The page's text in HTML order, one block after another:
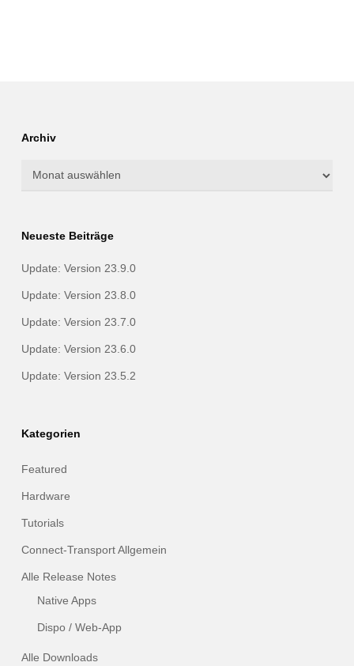
Archiv
Archiv
Neueste Beiträge
Update: Version 23.9.0
Update: Version 23.8.0
Update: Version 23.7.0
Update: Version 23.6.0
Update: Version 23.5.2
Kategorien
Featured
Hardware
Tutorials
Connect-Transport Allgemein
Alle Release Notes
Native Apps
Dispo / Web-App
Alle Downloads